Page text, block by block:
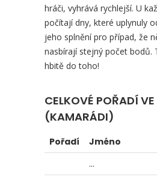
hráči, vyhrává rychlejší. U
počítají dny, které uplynuly
jeho splnění pro případ, že
nasbírají stejný počet bodů.
hbitě do toho!
CELKOVÉ POŘADÍ
(KAMARÁDI)
Pořadí Jméno
...